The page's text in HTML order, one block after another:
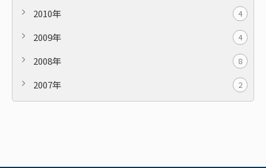
2010年 4
2009年 4
2008年 8
2007年 2